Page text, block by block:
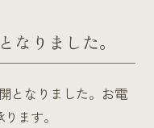
なりました。
となりました。お電
ます。